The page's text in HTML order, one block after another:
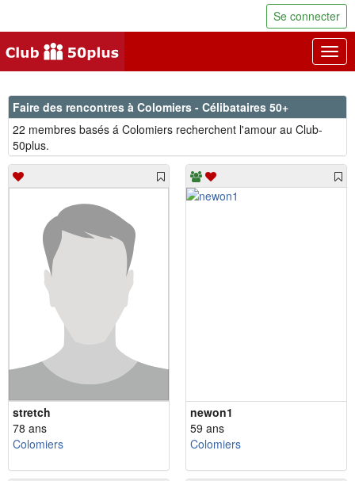
Se connecter
Faire des rencontres à Colomiers - Célibataires 50+
22 membres basés á Colomiers recherchent l'amour au Club-
50plus.
stretch
78 ans
Colomiers
newon1
59 ans
Colomiers